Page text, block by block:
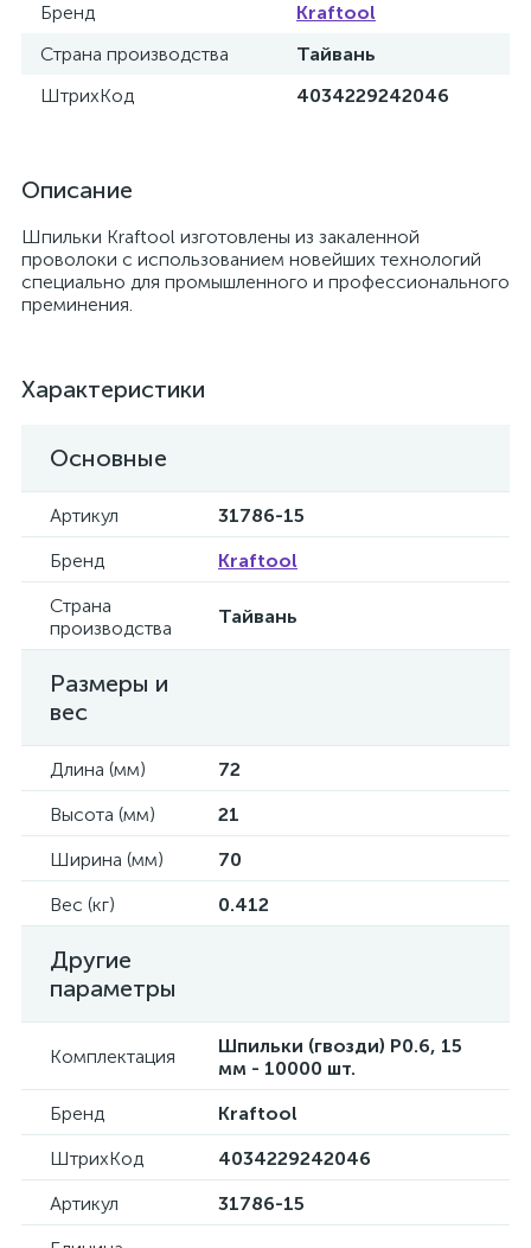
Бренд
Kraftool
Страна производства
Тайвань
ШтрихКод
4034229242046
Описание
Шпильки Kraftool изготовлены из закаленной
проволоки с использованием новейших технологий
специально для промышленного и профессионального
преминения.
Характеристики
Основные
Артикул
31786-15
Бренд
Kraftool
Страна
производства
Тайвань
Размеры и
вес
Длина (мм)
72
Высота (мм)
21
Ширина (мм)
70
Вес (кг)
0.412
Другие
параметры
Комплектация
Шпильки (гвозди) P0.6, 15
мм - 10000 шт.
Бренд
Kraftool
ШтрихКод
4034229242046
Артикул
31786-15